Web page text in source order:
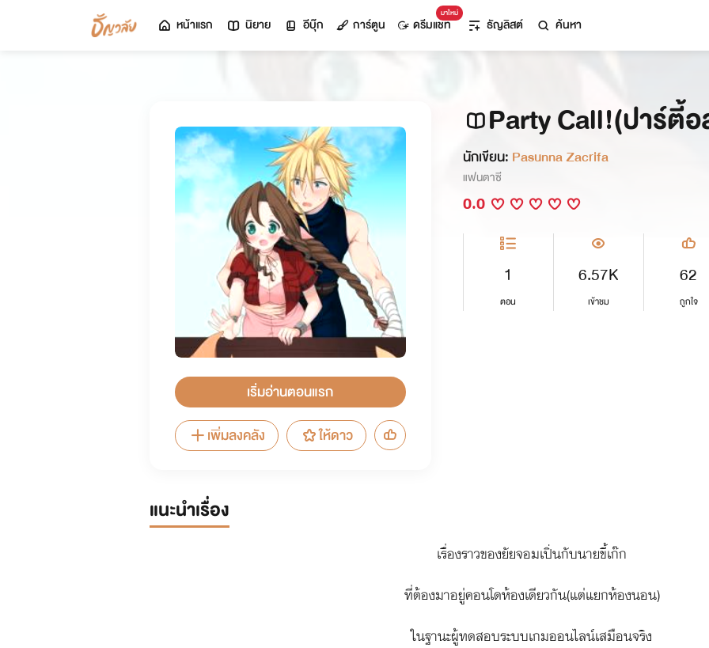
หน้าแรก นิยาย อีบุ๊ก การ์ตูน
มาใหม่
ดรีมแชท ธัญลิสต์ ค้นหา
เริ่มอ่านตอนแรก
เพิ่มลงคลัง
ให้ดาว
Party Call!(ปาร์ตี้อ
นักเขียน: Pasunna Zacrifa
แฟนตาซี
0.0
1
ตอน
6.57K
เข้าชม
62
ถูกใจ
แนะนำเรื่อง
เรื่องราวของยัยจอมเปิ่นกับนายขี้เก๊ก
ที่ต้องมาอยู่คอนโดห้องเดียวกัน(แต่แยกห้องนอน)
ในฐานะผู้ทดสอบระบบเกมออนไลน์เสมือนจริง